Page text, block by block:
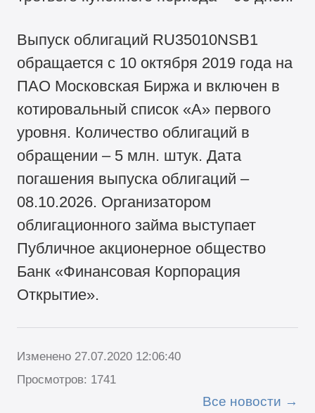
Выпуск облигаций RU35010NSB1
обращается с 10 октября 2019 года на
ПАО Московская Биржа и включен в
котировальный список «А» первого
уровня. Количество облигаций в
обращении – 5 млн. штук. Дата
погашения выпуска облигаций –
08.10.2026. Организатором
облигационного займа выступает
Публичное акционерное общество
Банк «Финансовая Корпорация
Открытие».
Изменено 27.07.2020 12:06:40
Просмотров: 1741
Все новости